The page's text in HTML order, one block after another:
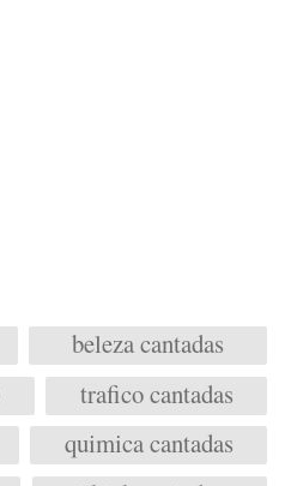
beleza cantadas
trafico cantadas
quimica cantadas